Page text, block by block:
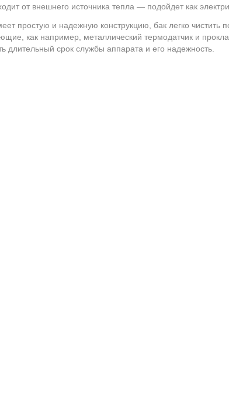
от внешнего источника тепла — подойдет как
простую и надежную конструкцию, бак легко чистить
как например, металлический термодатчик и
длительный срок службы аппарата и его надежность.